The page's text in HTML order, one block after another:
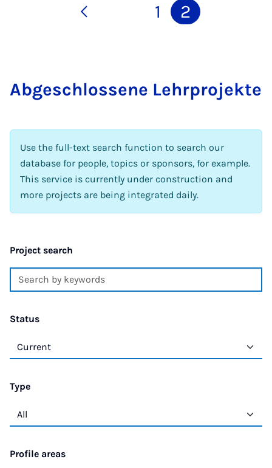
1 2
Abgeschlossene Lehr­pro­jekte
Use the full-text search function to search our
database for people, topics or sponsors, for example.
This service is currently under construction and
more projects are being integrated daily.
Project search
Status
Type
Profile areas